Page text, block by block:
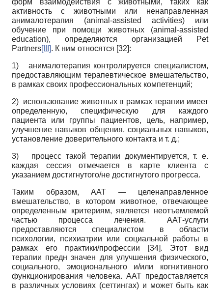
форм взаимодействия с животными, таких как
активность с животными или ненаправленная
анималотерапия (animal-assisted activities) или
обучение при помощи животных (animal-assisted
education), определяются организацией
Pet
Partners[III]. К ним относятся [32]:
1) анималотерапия контролируется специалистом,
предоставляющим терапевтическое вмешательство,
в рамках своих профессиональных компетенций;
2) использование животных в рамках терапии имеет
определенную, специфическую для каждого
пациента или группы пациентов, цель, например,
улучшение навыков общения, социальных навыков,
установление доверительного контакта и т. д.;
3) процесс такой терапии документируется, т. е.
каждая сессия отмечается в карте клиента с
указанием достигнутого/не достигнутого прогресса.
Таким образом, ААТ — целенаправленное
вмешательство, в котором животное, отвечающее
определенным критериям, является неотъемлемой
частью процесса лечения. ААТ-услуги
предоставляются специалистом в области
психологии, психиатрии или социальной работы в
рамках его практики/профессии
[34]. Этот вид
терапии предн значен для улучшения физического,
социального, эмоционального и/или когнитивного
функционирования человека. AAT предоставляется
в различных условиях (сеттингах) и может быть как